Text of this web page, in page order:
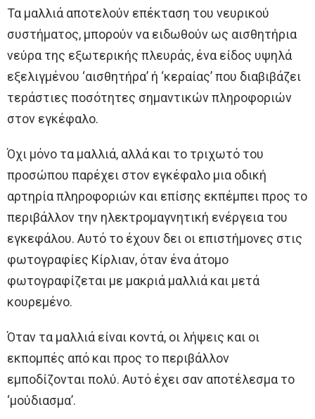
Τα μαλλιά αποτελούν επέκταση του νευρικού
συστήματος, μπορούν να ειδωθούν ως αισθητήρια
νεύρα της εξωτερικής πλευράς, ένα είδος υψηλά
εξελιγμένου ‘αισθητήρα’ ή ‘κεραίας’ που διαβιβάζει
τεράστιες ποσότητες σημαντικών πληροφοριών
στον εγκέφαλο.
Όχι μόνο τα μαλλιά, αλλά και το τριχωτό του
προσώπου παρέχει στον εγκέφαλο μια οδική
αρτηρία πληροφοριών και επίσης εκπέμπει προς το
περιβάλλον την ηλεκτρομαγνητική ενέργεια του
εγκεφάλου. Αυτό το έχουν δει οι επιστήμονες στις
φωτογραφίες Κίρλιαν, όταν ένα άτομο
φωτογραφίζεται με μακριά μαλλιά και μετά
κουρεμένο.
Όταν τα μαλλιά είναι κοντά, οι λήψεις και οι
εκπομπές από και προς το περιβάλλον
εμποδίζονται πολύ. Αυτό έχει σαν αποτέλεσμα το
‘μούδιασμα’.